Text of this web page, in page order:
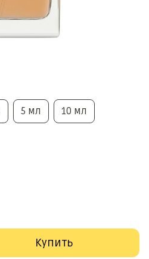
5 мл 10 мл
Купить